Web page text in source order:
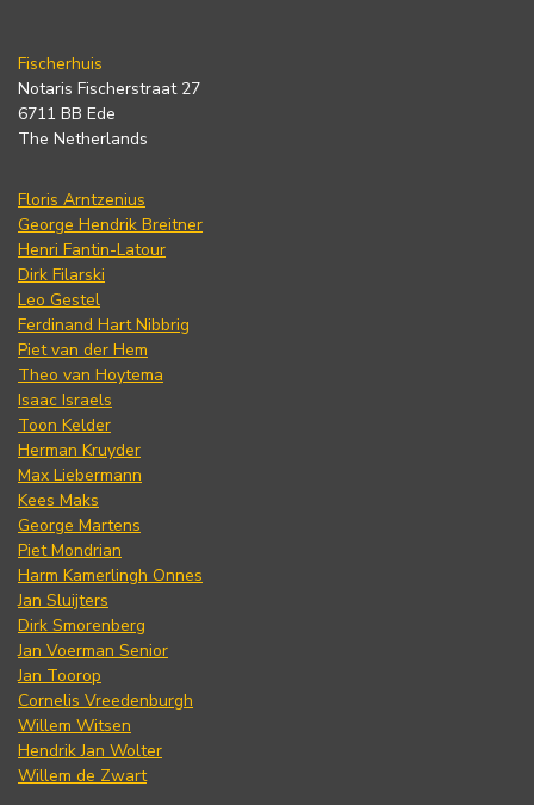
Fischerhuis
Notaris Fischerstraat 27
6711 BB Ede
The Netherlands
Floris Arntzenius
George Hendrik Breitner
Henri Fantin-Latour
Dirk Filarski
Leo Gestel
Ferdinand Hart Nibbrig
Piet van der Hem
Theo van Hoytema
Isaac Israels
Toon Kelder
Herman Kruyder
Max Liebermann
Kees Maks
George Martens
Piet Mondrian
Harm Kamerlingh Onnes
Jan Sluijters
Dirk Smorenberg
Jan Voerman Senior
Jan Toorop
Cornelis Vreedenburgh
Willem Witsen
Hendrik Jan Wolter
Willem de Zwart